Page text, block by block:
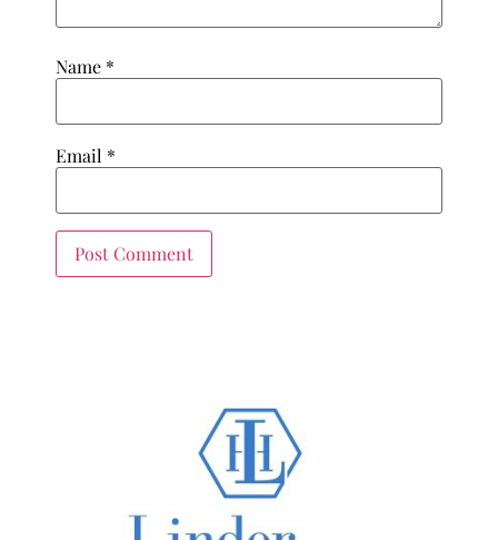
Name *
Email *